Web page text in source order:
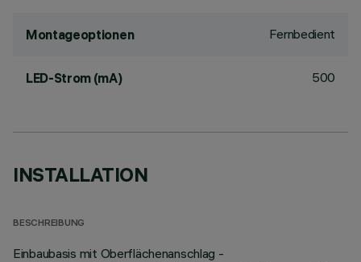
Montageoptionen Fernbedient
LED-Strom (mA) 500
INSTALLATION
BESCHREIBUNG
Einbaubasis mit Oberflächenanschlag -